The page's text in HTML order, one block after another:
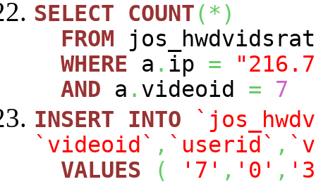
SELECT
COUNT(*)
FROM
WHERE a . ip =
AND a . videoid =
7
INSERT
INTO
`videoid` , `userid` ,
VALUES
( '7' , '0' ,